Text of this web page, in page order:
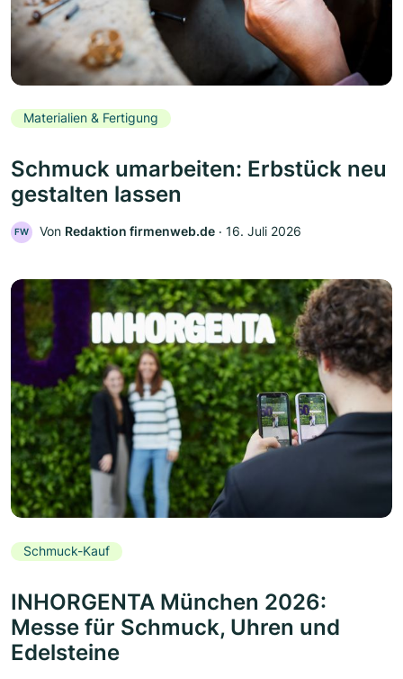
Materialien & Fertigung
Schmuck umarbeiten: Erbstück neu
gestalten lassen
FW Von Redaktion firmenweb.de ‧ 16. Juli 2026
Schmuck-Kauf
INHORGENTA München 2026:
Messe für Schmuck, Uhren und
Edelsteine